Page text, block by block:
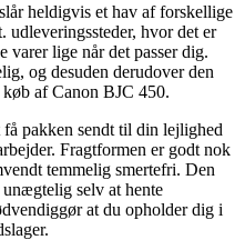
heldigvis et hav af forskellige
udleveringssteder, hvor det er
varer lige når det passer dig.
og desuden derudover den
af Canon BJC 450.
pakken sendt til din lejlighed
Fragtformen er godt nok
temmelig smertefri. Den
selv at hente
at du opholder dig i